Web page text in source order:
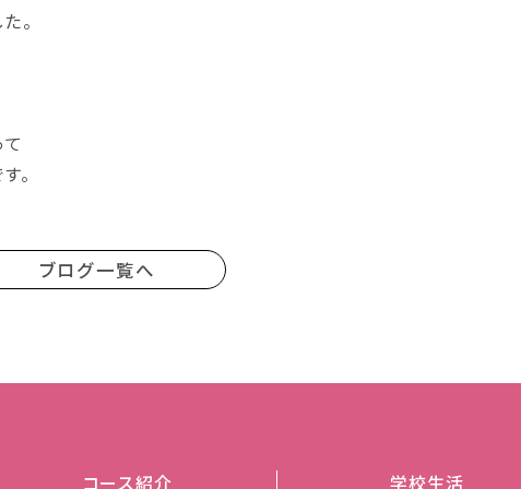
。
。
ブログ一覧へ
コース紹介 学校生活